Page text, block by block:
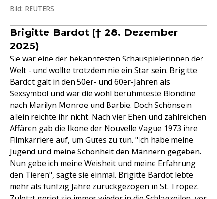
Bild: REUTERS
Brigitte Bardot († 28. Dezember
2025)
Sie war eine der bekanntesten Schauspielerinnen der
Welt - und wollte trotzdem nie ein Star sein. Brigitte
Bardot galt in den 50er- und 60er-Jahren als
Sexsymbol und war die wohl berühmteste Blondine
nach Marilyn Monroe und Barbie. Doch Schönsein
allein reichte ihr nicht. Nach vier Ehen und zahlreichen
Affären gab die Ikone der Nouvelle Vague 1973 ihre
Filmkarriere auf, um Gutes zu tun. "Ich habe meine
Jugend und meine Schönheit den Männern gegeben.
Nun gebe ich meine Weisheit und meine Erfahrung
den Tieren", sagte sie einmal. Brigitte Bardot lebte
mehr als fünfzig Jahre zurückgezogen in St. Tropez.